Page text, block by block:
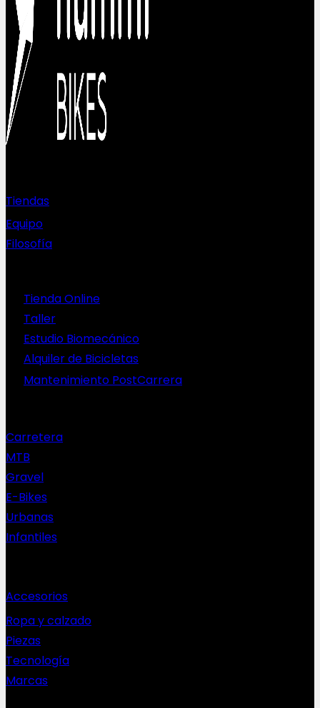
Tiendas
Equipo
Filosofía
Tienda Online
Taller
Estudio Biomecánico
Alquiler de Bicicletas
Mantenimiento PostCarrera
Carretera
MTB
Gravel
E-Bikes
Urbanas
Infantiles
Accesorios
Ropa y calzado
Piezas
Tecnología
Marcas